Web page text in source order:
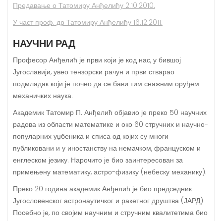
Предавање о Татомиру Анђелићу 2.10.2010.
У част проф. др Татомиру Анђелићу 16.12.2011.
НАУЧНИ РАД
Професор Анђелић је први који је код нас, у бившој
Југославији, увео тензорски рачун и први стварао
подмладак који је почео да се бави тим снажним оруђем
механичких наука.
Академик Татомир П. Анђелић објавио је преко 50 научних
радова из области математике и око 60 стручних и научно-
популарних уџбеника и списа од којих су многи
публиковани и у иностанству на немачком, француском и
енглеском језику. Нарочито је био заинтересован за
примењену математику, астро-физику (небеску механику).
Преко 20 година академик Анђелић је био председник
Југословенског астронаутичког и ракетног друштва (ЈАРД)
Посебно је, по својим научним и стручним квалитетима био